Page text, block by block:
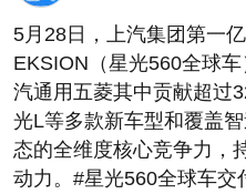
5月28日，上汽集团第一
EKSION（星光560全球
汽通用五菱其中贡献超过
光L等多款新车型和覆盖
态的全维度核心竞争力，
动力。#星光560全球车交